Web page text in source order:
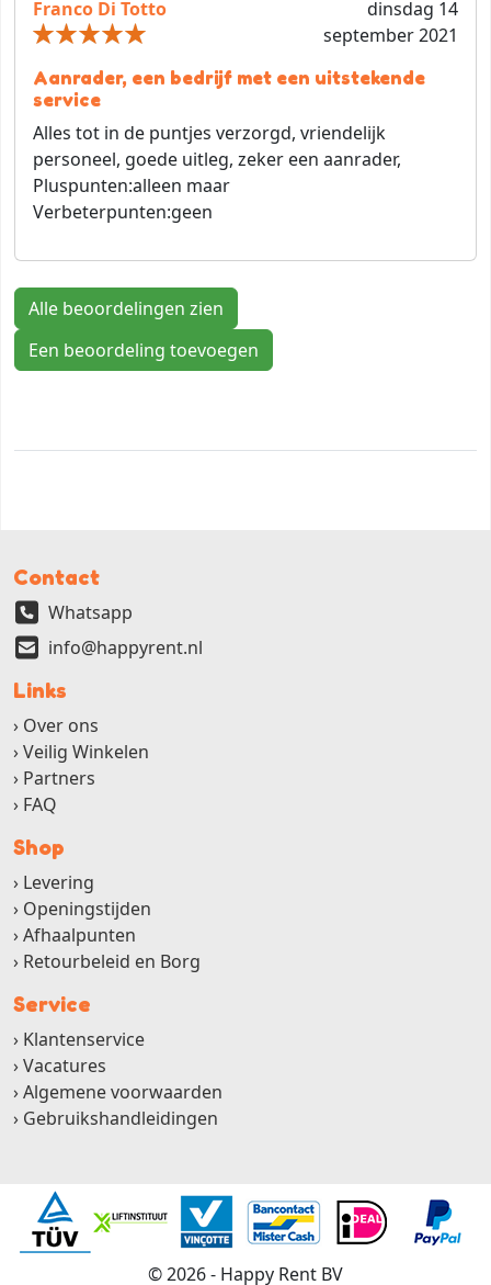
Franco Di Totto
dinsdag 14
september 2021
Aanrader, een bedrijf met een uitstekende
service
Alles tot in de puntjes verzorgd, vriendelijk
personeel, goede uitleg, zeker een aanrader,
Pluspunten:alleen maar
Verbeterpunten:geen
Alle beoordelingen zien
Een beoordeling toevoegen
Contact
Whatsapp
info@happyrent.nl
Links
Over ons
Veilig Winkelen
Partners
FAQ
Shop
Levering
Openingstijden
Afhaalpunten
Retourbeleid en Borg
Service
Klantenservice
Vacatures
Algemene voorwaarden
Gebruikshandleidingen
© 2026 - Happy Rent BV